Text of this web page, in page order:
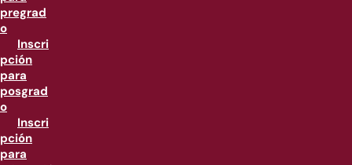
pregrad
o
Inscri
pción
para
posgrad
o
Inscri
pción
para